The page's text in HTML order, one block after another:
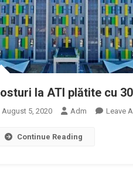
la ATI plătite cu
August 5, 2020 Adm Leave
Continue Reading